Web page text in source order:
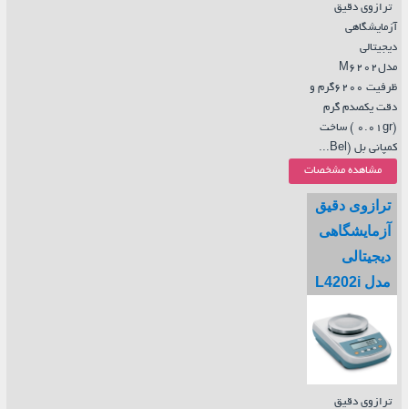
ترازوی دقیق
آزمایشگاهی
دیجیتالی
مدلM6202
ظرفیت 6200گرم و
دقت یکصدم گرم
(0.01gr ) ساخت
کمپانی بل (Bel...
مشاهده مشخصات
ترازوی دقیق
آزمایشگاهی
دیجیتالی
مدل L4202i
ترازوی دقیق